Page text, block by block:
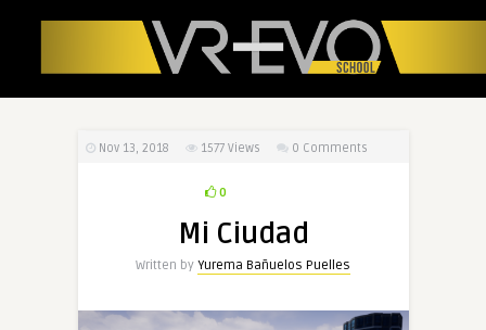
Nov 13, 2018 1577 Views 0 Comments
0
Mi Ciudad
Written by Yurema Bañuelos Puelles